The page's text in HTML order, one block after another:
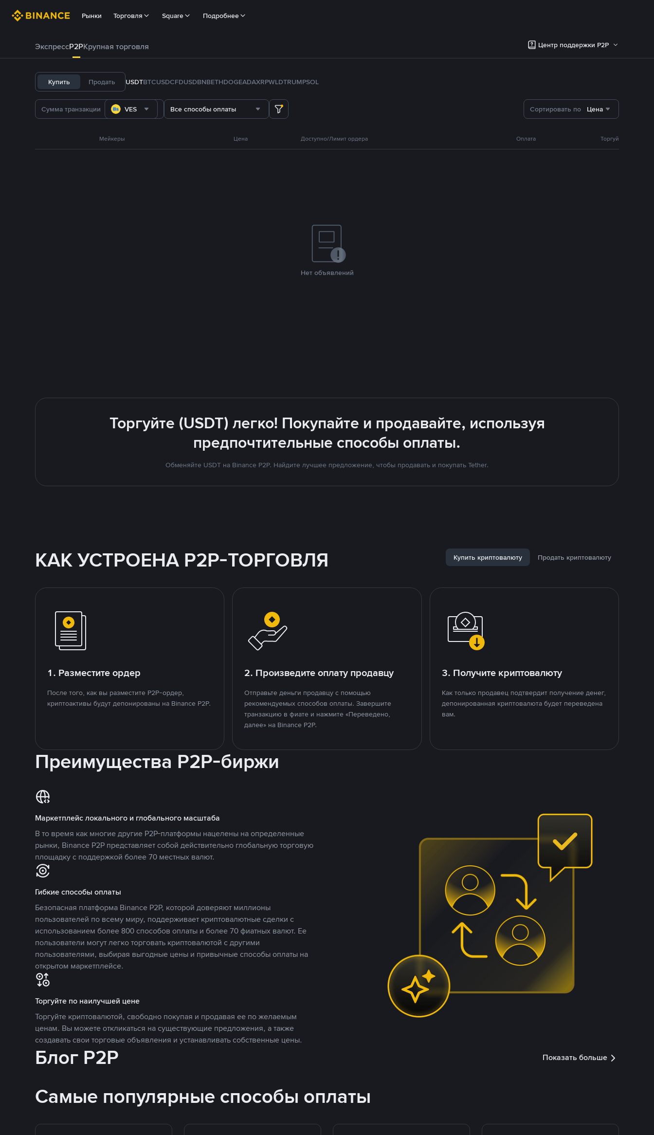
Рынки Торговля Square Подробнее
ЭкспрессP2PКрупная торговля Центр поддержки P2P
Купить Продать USDTBTCUSDCFDUSDBNBETHDOGEADAXRPWLDTRUMPSOL
VES Все способы оплаты Сортировать по Цена
Мейкеры Цена Доступно/Лимит ордера Оплата Торгуй
Нет объявлений
Торгуйте (USDT) легко! Покупайте и продавайте, используя
предпочтительные способы оплаты.
Обменяйте USDT на Binance P2P. Найдите лучшее предложение, чтобы продавать и покупать Tether.
КАК УСТРОЕНА P2P-ТОРГОВЛЯ Купить криптовалюту Продать криптовалюту
1. Разместите ордер
После того, как вы разместите P2P-ордер,
криптоактивы будут депонированы на Binance P2P.
2. Произведите оплату продавцу
Отправьте деньги продавцу с помощью
рекомендуемых способов оплаты. Завершите
транзакцию в фиате и нажмите «Переведено,
далее» на Binance P2P.
3. Получите криптовалюту
Как только продавец подтвердит получение денег,
депонированная криптовалюта будет переведена
вам.
Преимущества P2P-биржи
Маркетплейс локального и глобального масштаба
В то время как многие другие P2P-платформы нацелены на определенные
рынки, Binance P2P представляет собой действительно глобальную торговую
площадку с поддержкой более 70 местных валют.
Гибкие способы оплаты
Безопасная платформа Binance P2P, которой доверяют миллионы
пользователей по всему миру, поддерживает криптовалютные сделки с
использованием более 800 способов оплаты и более 70 фиатных валют. Ее
пользователи могут легко торговать криптовалютой с другими
пользователями, выбирая выгодные цены и привычные способы оплаты на
открытом маркетплейсе.
Торгуйте по наилучшей цене
Торгуйте криптовалютой, свободно покупая и продавая ее по желаемым
ценам. Вы можете откликаться на существующие предложения, а также
создавать свои торговые объявления и устанавливать собственные цены.
Блог P2P Показать больше
Самые популярные способы оплаты